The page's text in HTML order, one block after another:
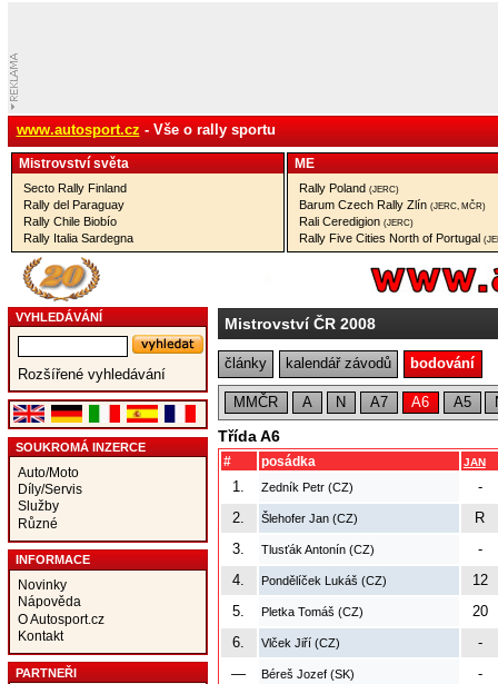
www.autosport.cz - Vše o rally sportu
Mistrovství­ světa
Secto Rally Finland
Rally del Paraguay
Rally Chile Biobío
Rally Italia Sardegna
ME
Rally Poland (JERC)
Barum Czech Rally Zlín (JERC, MČR)
Rali Ceredigion (JERC)
Rally Five Cities North of Portugal
VYHLEDÁVÁNÍ
Rozšířené vyhledávání
SOUKROMÁ INZERCE
Auto/Moto
Díly/Servis
Služby
Různé
INFORMACE
Novinky
Nápověda
O Autosport.cz
Kontakt
PARTNEŘI
Mistrovství ČR 2008
články kalendář závodů bodování
MMČR A N A7 A6 A5
Třída A6
# posádka JAN
1. Zedník Petr (CZ)
-
2.
Šlehofer Jan (CZ)
R
3.
Tlusťák Antonín (CZ)
-
4.
Pondělíček Lukáš (CZ)
12
5.
Pletka Tomáš (CZ)
20
6.
Vlček Jiří (CZ)
-
—
Béreš Jozef (SK)
-